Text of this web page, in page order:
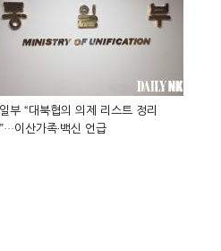
부 “대북협의 의제 리스트 정리
이산가족·백신 언급